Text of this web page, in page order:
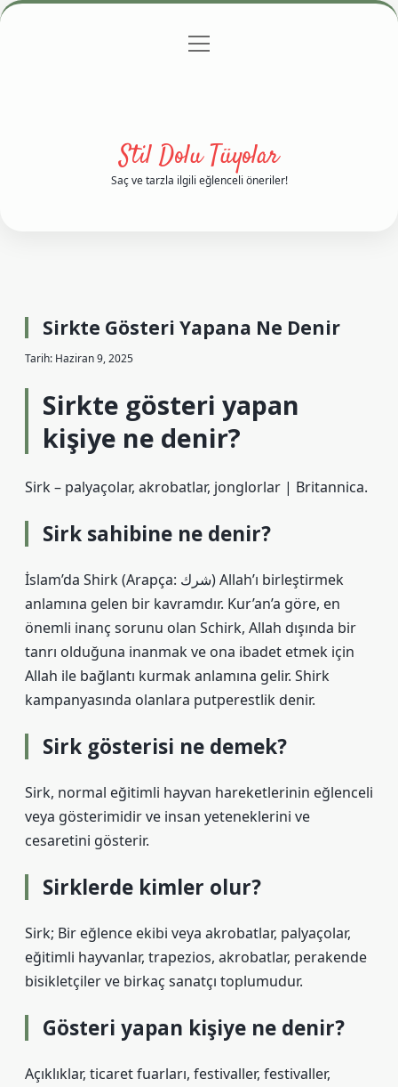
Gizlilik Politikası
menüyü
Stil Dolu Tüyolar
Saç ve tarzla ilgili eğlenceli öneriler!
Sirkte Gösteri Yapana Ne Denir
Tarih: Haziran 9, 2025
Sirkte gösteri yapan
kişiye ne denir?
Sirk – palyaçolar, akrobatlar, jonglorlar | Britannica.
Sirk sahibine ne denir?
İslam’da Shirk (Arapça: شرك) Allah’ı birleştirmek
anlamına gelen bir kavramdır. Kur’an’a göre, en
önemli inanç sorunu olan Schirk, Allah dışında bir
tanrı olduğuna inanmak ve ona ibadet etmek için
Allah ile bağlantı kurmak anlamına gelir. Shirk
kampanyasında olanlara putperestlik denir.
Sirk gösterisi ne demek?
Sirk, normal eğitimli hayvan hareketlerinin eğlenceli
veya gösterimidir ve insan yeteneklerini ve
cesaretini gösterir.
Sirklerde kimler olur?
Sirk; Bir eğlence ekibi veya akrobatlar, palyaçolar,
eğitimli hayvanlar, trapezios, akrobatlar, perakende
bisikletçiler ve birkaç sanatçı toplumudur.
Gösteri yapan kişiye ne denir?
Açıklıklar, ticaret fuarları, festivaller, festivaller,